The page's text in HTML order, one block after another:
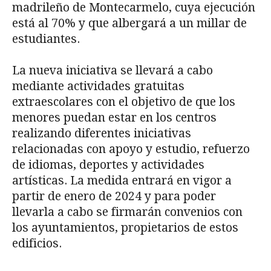
madrileño de Montecarmelo, cuya ejecución
está al 70% y que albergará a un millar de
estudiantes.
La nueva iniciativa se llevará a cabo
mediante actividades gratuitas
extraescolares con el objetivo de que los
menores puedan estar en los centros
realizando diferentes iniciativas
relacionadas con apoyo y estudio, refuerzo
de idiomas, deportes y actividades
artísticas. La medida entrará en vigor a
partir de enero de 2024 y para poder
llevarla a cabo se firmarán convenios con
los ayuntamientos, propietarios de estos
edificios.